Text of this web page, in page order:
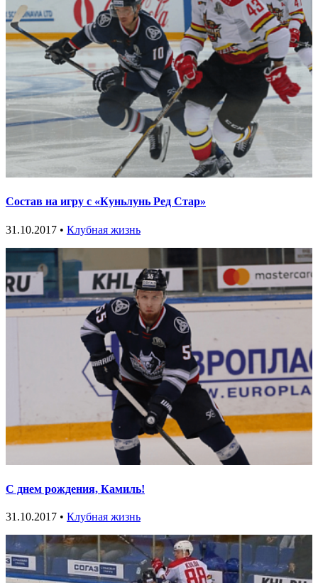
Состав на игру с «Куньлунь Ред Стар»
31.10.2017 • Клубная жизнь
С днем рождения, Камиль!
31.10.2017 • Клубная жизнь